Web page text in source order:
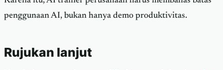
penggunaan AI, bukan hanya demo produktivitas.
Rujukan lanjut